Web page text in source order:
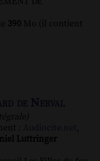
390 Mo (il contient
:
,
Luttringer